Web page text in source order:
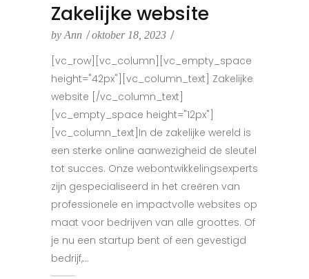
Zakelijke website
by Ann oktober 18, 2023
[vc_row][vc_column][vc_empty_space
height="42px"][vc_column_text] Zakelijke
website [/vc_column_text]
[vc_empty_space height="12px"]
[vc_column_text]In de zakelijke wereld is
een sterke online aanwezigheid de sleutel
tot succes. Onze webontwikkelingsexperts
zijn gespecialiseerd in het creëren van
professionele en impactvolle websites op
maat voor bedrijven van alle groottes. Of
je nu een startup bent of een gevestigd
bedrijf,...